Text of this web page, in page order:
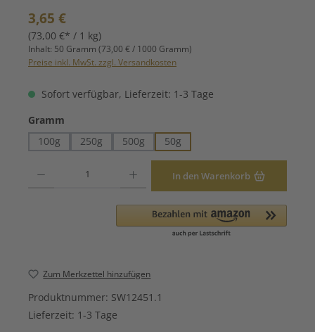
Regulärer Preis:
3,65 €
(73,00 €* / 1 kg)
Inhalt: 50 Gramm (73,00 € / 1000 Gramm)
Preise inkl. MwSt. zzgl. Versandkosten
Sofort verfügbar, Lieferzeit: 1-3 Tage
Gramm
100g
250g 500g 50g
In den Warenkorb
Zum Merkzettel hinzufügen
Produktnummer: SW12451.1
Lieferzeit: 1-3 Tage